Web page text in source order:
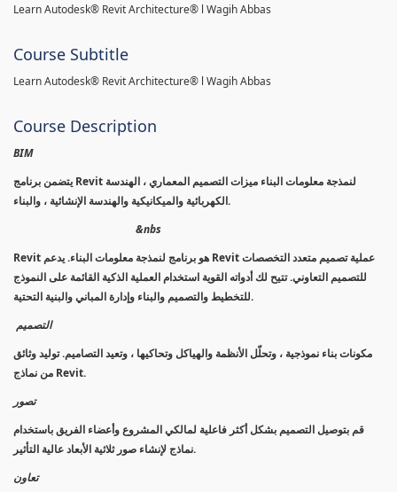
Learn Autodesk® Revit Architecture® l Wagih Abbas
Course Subtitle
Learn Autodesk® Revit Architecture® l Wagih Abbas
Course Description
BIM
يتضمن برنامج Revit لنمذجة معلومات البناء ميزات التصميم المعماري ، الهندسة
الكهربائية والميكانيكية والهندسة الإنشائية ، والبناء.
&nbs
Revit هو برنامج لنمذجة معلومات البناء. يدعم Revit عملية تصميم متعدد التخصصات
للتصميم التعاوني. تتيح لك أدواته القوية استخدام العملية الذكية القائمة على النموذج
للتخطيط والتصميم والبناء وإدارة المباني والبنية التحتية.
التصميم
مكونات بناء نموذجية ، وتحلّل الأنظمة والهياكل وتحاكيها ، وتعيد التصاميم. توليد وثائق
من نماذج Revit.
تصور
قم بتوصيل التصميم بشكل أكثر فاعلية لمالكي المشروع وأعضاء الفريق باستخدام
نماذج لإنشاء صور ثلاثية الأبعاد عالية التأثير.
تعاون